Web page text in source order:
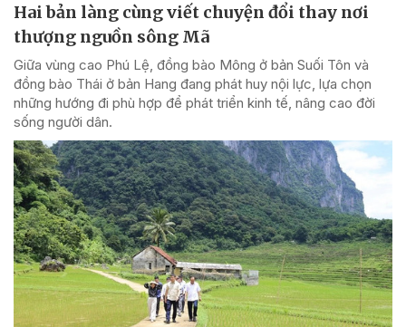
Hai bản làng cùng viết chuyện đổi thay nơi
thượng nguồn sông Mã
Giữa vùng cao Phú Lệ, đồng bào Mông ở bản Suối Tôn và
đồng bào Thái ở bản Hang đang phát huy nội lực, lựa chọn
những hướng đi phù hợp để phát triển kinh tế, nâng cao đời
sống người dân.